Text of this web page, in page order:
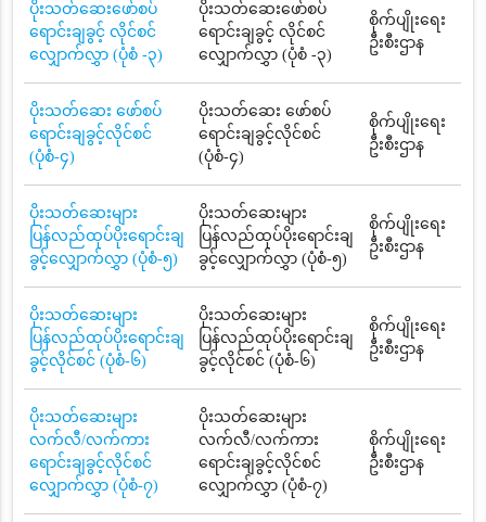
ပိုးသတ်ဆေးဖော်စပ်
ရောင်းချခွင့် လိုင်စင်
လျှောက်လွှာ (ပုံစံ -၃)
ပိုးသတ်ဆေးဖော်စပ်
ရောင်းချခွင့် လိုင်စင်
လျှောက်လွှာ (ပုံစံ -၃)
စိုက်ပျိုးရေး
ဦးစီးဌာန
ပိုးသတ်ဆေး ဖော်စပ်
ရောင်းချခွင့်လိုင်စင်
(ပုံစံ-၄)
ပိုးသတ်ဆေး ဖော်စပ်
ရောင်းချခွင့်လိုင်စင်
(ပုံစံ-၄)
စိုက်ပျိုးရေး
ဦးစီးဌာန
ပိုးသတ်ဆေးများ
ပြန်လည်ထုပ်ပိုးရောင်းချ
ခွင့်လျှောက်လွှာ (ပုံစံ-၅)
ပိုးသတ်ဆေးများ
ပြန်လည်ထုပ်ပိုးရောင်းချ
ခွင့်လျှောက်လွှာ (ပုံစံ-၅)
စိုက်ပျိုးရေး
ဦးစီးဌာန
ပိုးသတ်ဆေးများ
ပြန်လည်ထုပ်ပိုးရောင်းချ
ခွင့်လိုင်စင် (ပုံစံ-၆)
ပိုးသတ်ဆေးများ
ပြန်လည်ထုပ်ပိုးရောင်းချ
ခွင့်လိုင်စင် (ပုံစံ-၆)
စိုက်ပျိုးရေး
ဦးစီးဌာန
ပိုးသတ်ဆေးများ
လက်လီ/လက်ကား
ရောင်းချခွင့်လိုင်စင်
လျှောက်လွှာ (ပုံစံ-၇)
ပိုးသတ်ဆေးများ
လက်လီ/လက်ကား
ရောင်းချခွင့်လိုင်စင်
လျှောက်လွှာ (ပုံစံ-၇)
စိုက်ပျိုးရေး
ဦးစီးဌာန